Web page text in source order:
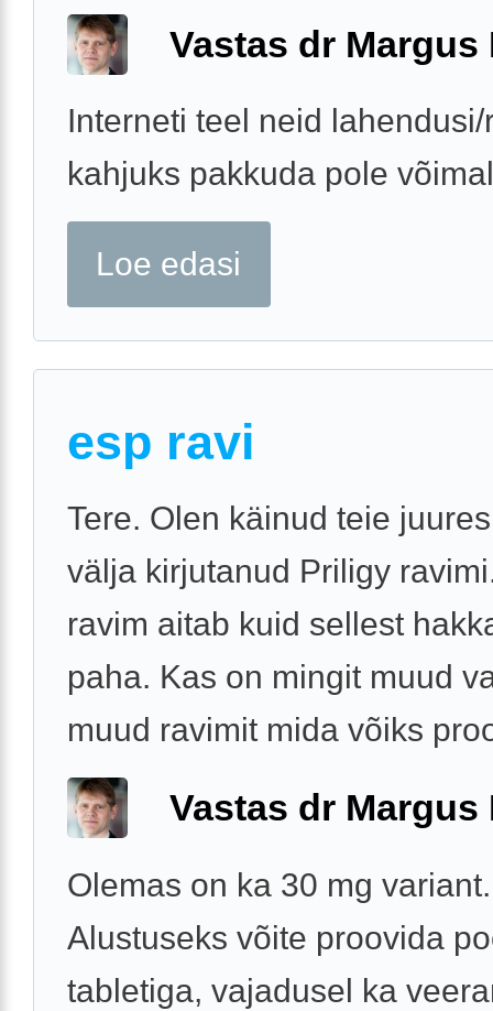
Vastas dr Margus
Interneti teel neid lahendusi/
kahjuks pakkuda pole
Loe edasi
esp ravi
Tere. Olen käinud teie
välja kirjutanud Priligy
ravim aitab kuid sellest
paha. Kas on mingit muud
muud ravimit mida võiks
Vastas dr Margus
Olemas on ka 30 mg variant.
Alustuseks võite proovida
tabletiga, vajadusel ka